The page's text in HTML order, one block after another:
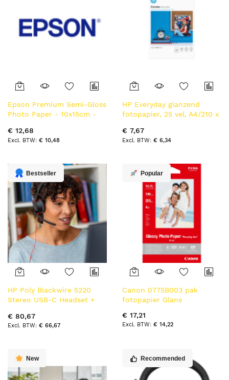
Epson Premium Semi-Gloss
Photo Paper - 10x15cm -
€ 12,68
€ 10,48
HP Everyday glanzend
fotopapier, 25 vel, A4/210 x
€ 7,67
€ 6,34
Bestseller
HP Poly Blackwire 5220
Stereo USB-C Headset +
adapter
€ 80,67
€ 66,67
Popular
Canon 0775B003 pak
fotopapier Glans
€ 17,21
€ 14,22
New Recommended